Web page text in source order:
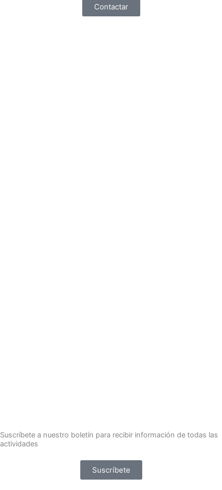
Contactar
Suscríbete a nuestro boletín para recibir información de todas las
actividades
Suscríbete